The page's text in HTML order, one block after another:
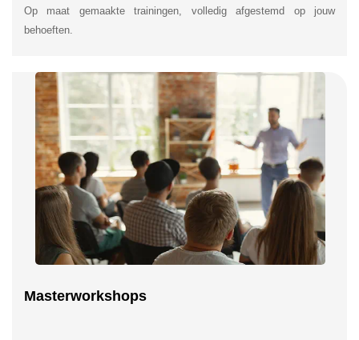
Op maat gemaakte trainingen, volledig afgestemd op jouw
behoeften.
Masterworkshops